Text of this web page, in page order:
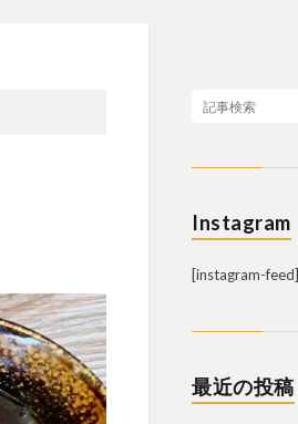
Instagram
[instagram-feed]
最近の投稿